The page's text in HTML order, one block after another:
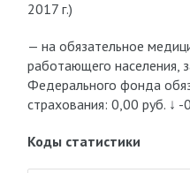
2017 г.)
— на обязательное
работающего населения,
Федерального фонда
страхования: 0,00 руб. ↓ -
Коды статистики